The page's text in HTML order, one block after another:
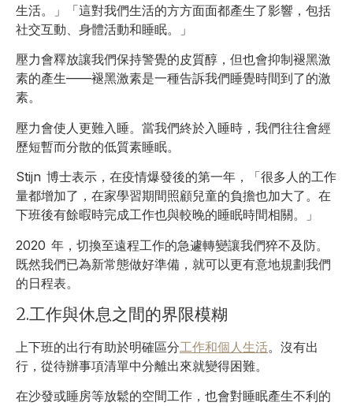
生活。」「這對我們生活的方方面面都產生了影響，包括
社交互動、身體活動和睡眠。」
壓力會釋放讓我們保持警覺的皮質醇，但也會抑制褪黑激
素的產生——褪黑激素是一種告訴我們睡覺時間到了的激
素。
壓力會使人更難入睡。當我們終於入睡時，我們往往會經
歷短暫而分散的低質素睡眠。
Stijn 博士表示，在疫情爆發後的第一年，「很多人的工作
量都增加了，在家學習期間照顧兒童的負擔也加大了。在
下班後有餘暇時完成工作也與較晚的睡眠時間相關。」
2020 年，切換至遠程工作的急遽轉變讓我們猝不及防。
既然我們已為新常態做好準備，就可以更有意地規劃我們
的日程表。
2.工作與休息之間的界限模糊
上下班的出行有助於明確區分工作和個人生活。沒有出
行，從待辦事項清單中分離出來就變得困難。
在沙發或睡房等放鬆的空間工作，也會對睡眠產生不利的